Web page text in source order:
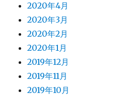
2020年4月
2020年3月
2020年2月
2020年1月
2019年12月
2019年11月
2019年10月